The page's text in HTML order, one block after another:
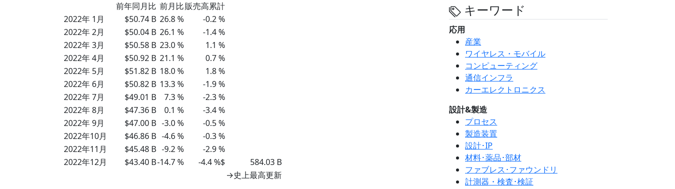
前年同月比 前月比販売高累計
2022年 1月
$50.74 B 26.8 %
-0.2 %
2022年 2月
$50.04 B 26.1 %
-1.4 %
2022年 3月
$50.58 B 23.0 %
1.1 %
2022年 4月
$50.92 B 21.1 %
0.7 %
2022年 5月
$51.82 B 18.0 %
1.8 %
2022年 6月
$50.82 B 13.3 %
-1.9 %
2022年 7月
$49.01 B 7.3 %
-2.3 %
2022年 8月
$47.36 B 0.1 %
-3.4 %
2022年 9月
$47.00 B -3.0 %
-0.5 %
2022年10月
$46.86 B -4.6 %
-0.3 %
2022年11月
$45.48 B -9.2 %
-2.9 %
2022年12月
$43.40 B-14.7 % -4.4 %$
584.03 B
→史上最高更新
キーワード
応用
産業
ワイヤレス・モバイル
コンピューティング
通信インフラ
カーエレクトロニクス
設計&製造
プロセス
製造装置
設計･IP
材料･薬品･部材
ファブレス･ファウンドリ
計測器・検査･検証